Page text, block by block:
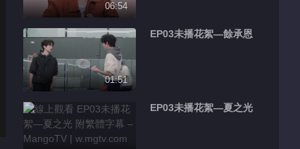
06:54
01:51
EP03未播花絮—餘承恩
EP03未播花絮—夏之光